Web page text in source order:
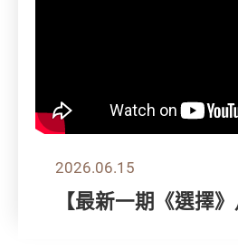
2026.06.15
【最新一期《選擇